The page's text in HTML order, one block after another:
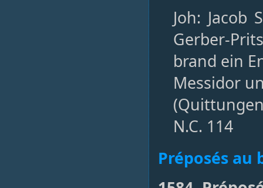
Joh: Jacob
Gerber-
brand ein
Messidor
N.C. 114
Préposés